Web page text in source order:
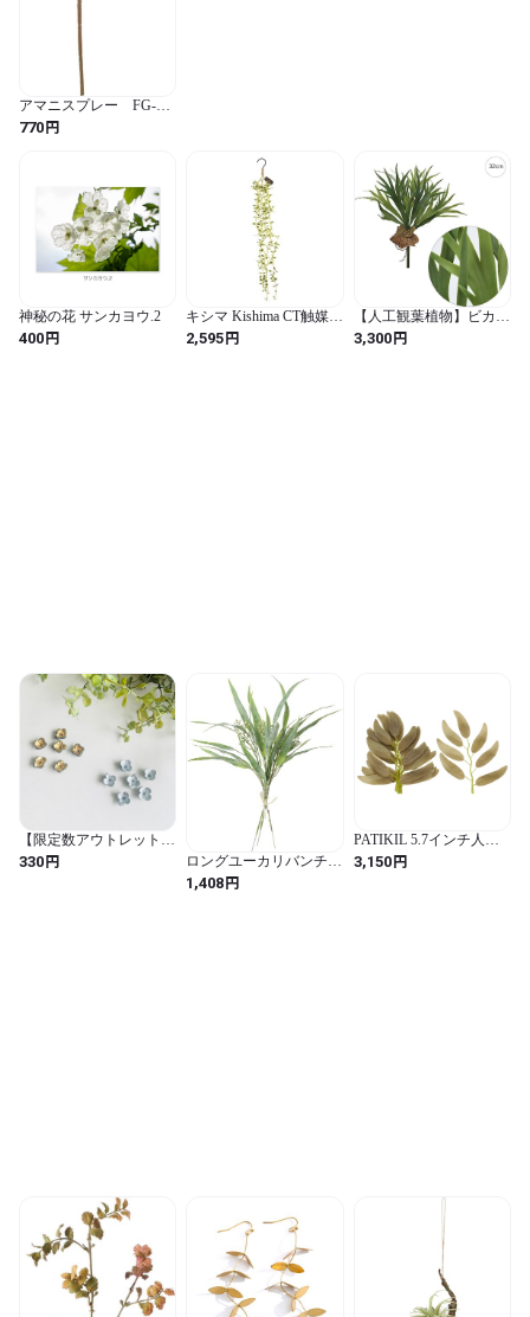
アマニスプレー FG-
5213 BR 4961823435607
770円
神秘の花 サンカヨウ.2
400円
キシマ Kishima CT触媒
フェイクグリーン 消臭
人工観葉植物 オブジェ
2,595円
【人工観葉植物】ビカク
シダ (L42cm) (tt1610fg)
3,300円
【限定数アウトレット】
カメリアSサイズ(６個
入)
330円
ロングユーカリバンチ
FG-5246 GR
4961823472824
1,408円
PATIKIL 5.7インチ人工
柳の葉 100本フェイク緑
ガーランド ウェディン
3,150円